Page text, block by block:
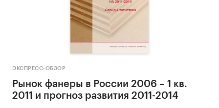
ЭКСПРЕСС-ОБЗОР
Рынок фанеры в России 2006 – 1 кв.
2011 и прогноз развития 2011-2014